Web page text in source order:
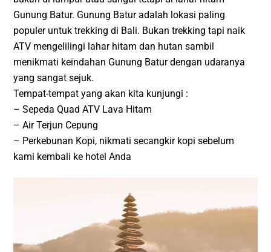
Gunung Batur. Gunung Batur adalah lokasi paling
populer untuk trekking di Bali. Bukan trekking tapi naik
ATV mengelilingi lahar hitam dan hutan sambil
menikmati keindahan Gunung Batur dengan udaranya
yang sangat sejuk.
Tempat-tempat yang akan kita kunjungi :
– Sepeda Quad ATV Lava Hitam
– Air Terjun Cepung
– Perkebunan Kopi, nikmati secangkir kopi sebelum
kami kembali ke hotel Anda